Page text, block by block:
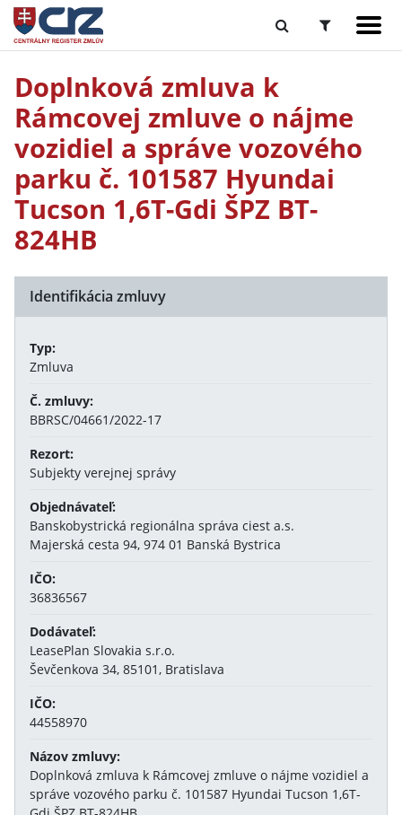
Doplnková zmluva k
Rámcovej zmluve o nájme
vozidiel a správe vozového
parku č. 101587 Hyundai
Tucson 1,6T-Gdi ŠPZ BT-
824HB
Identifikácia zmluvy
Typ:
Zmluva
Č. zmluvy:
BBRSC/04661/2022-17
Rezort:
Subjekty verejnej správy
Objednávateľ:
Banskobystrická regionálna správa ciest a.s.
Majerská cesta 94, 974 01 Banská Bystrica
IČO:
36836567
Dodávateľ:
LeasePlan Slovakia s.r.o.
Ševčenkova 34, 85101, Bratislava
IČO:
44558970
Názov zmluvy:
Doplnková zmluva k Rámcovej zmluve o nájme vozidiel a
správe vozového parku č. 101587 Hyundai Tucson 1,6T-